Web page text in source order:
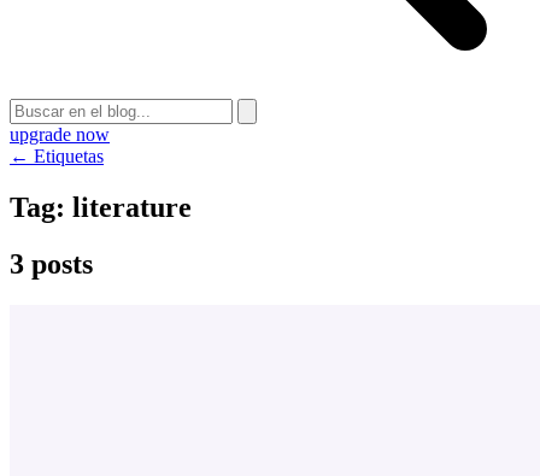
upgrade now
← Etiquetas
Tag: literature
3 posts